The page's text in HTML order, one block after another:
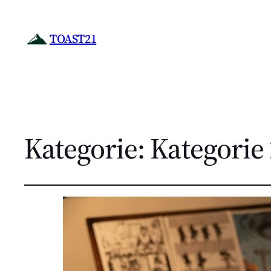
TOAST21
Kategorie:Kategorie